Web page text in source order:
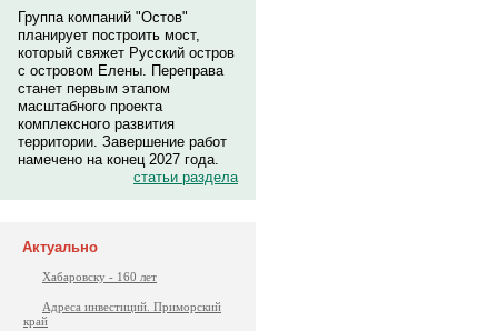
Группа компаний "Остов"
планирует построить мост,
который свяжет Русский остров
с островом Елены. Переправа
станет первым этапом
масштабного проекта
комплексного развития
территории. Завершение работ
намечено на конец 2027 года.
статьи раздела
Актуально
Хабаровску - 160 лет
Адреса инвестиций. Приморский
край